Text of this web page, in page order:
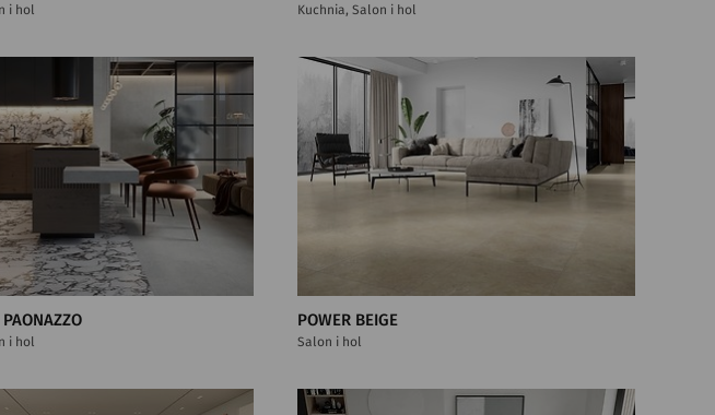
i hol Kuchnia, Salon i hol
i hol
POWER BEIGE
Salon i hol